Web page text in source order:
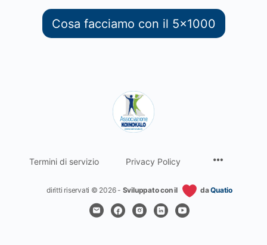
Cosa facciamo con il 5x1000
Termini di servizio Privacy Policy
diritti riservati © 2026 - Sviluppato con il daQuatio